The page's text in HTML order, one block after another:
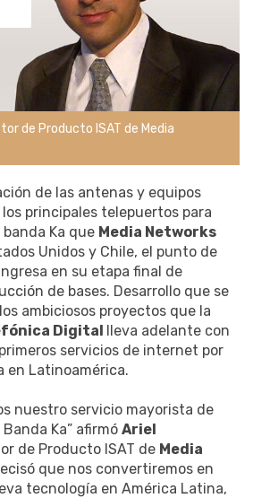
de Producto ISAT de Media
de las antenas y equipos
principales telepuertos para
Ka que Media Networks
Unidos y Chile, el punto de
en su etapa final de
de bases. Desarrollo que se
ambiciosos proyectos que la
Digital lleva adelante con
servicios de internet por
en Latinoamérica.
nuestro servicio mayorista de
Ka” afirmó Ariel
de Producto ISAT de Media
que nos convertiremos en
tecnología en América Latina,